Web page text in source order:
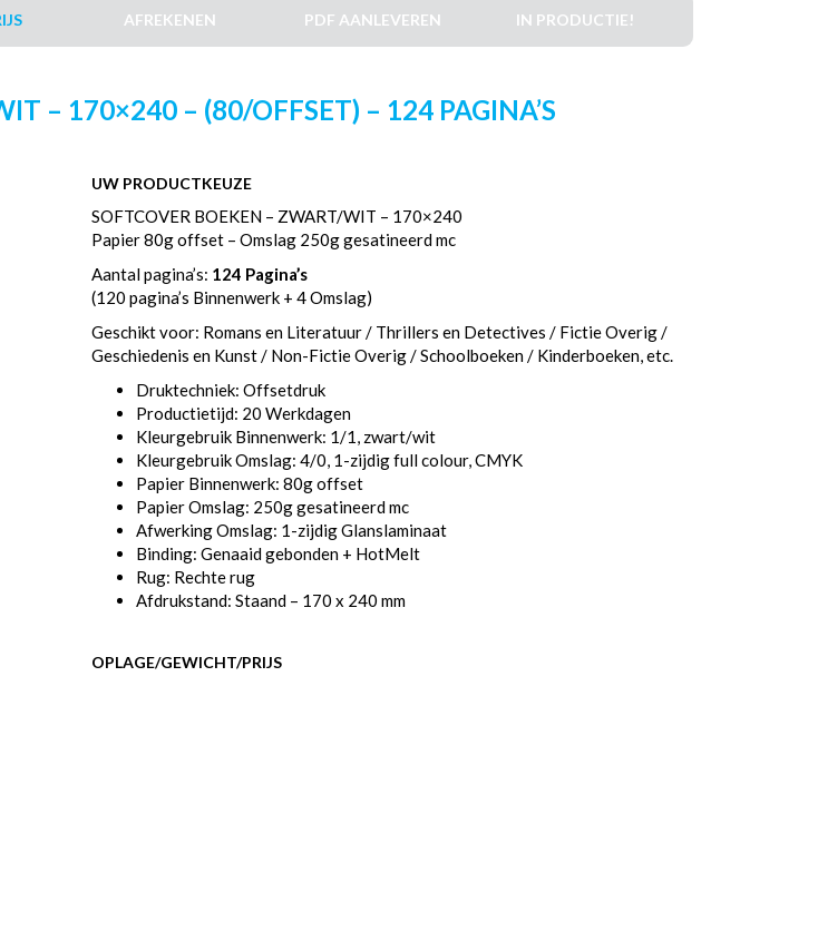
AFREKENEN PDF AANLEVEREN IN PRODUCTIE!
– 170×240 – (80/OFFSET) – 124 PAGINA’S
UW PRODUCTKEUZE
SOFTCOVER BOEKEN – ZWART/WIT – 170×240
Papier 80g offset – Omslag 250g gesatineerd mc
Aantal pagina’s: 124 Pagina’s
(120 pagina’s Binnenwerk + 4 Omslag)
Geschikt voor: Romans en Literatuur / Thrillers en Detectives / Fictie Overig /
Geschiedenis en Kunst / Non-Fictie Overig / Schoolboeken / Kinderboeken, etc.
Druktechniek: Offsetdruk
Productietijd: 20 Werkdagen
Kleurgebruik Binnenwerk: 1/1, zwart/wit
Kleurgebruik Omslag: 4/0, 1-zijdig full colour, CMYK
Papier Binnenwerk: 80g offset
Papier Omslag: 250g gesatineerd mc
Afwerking Omslag: 1-zijdig Glanslaminaat
Binding: Genaaid gebonden + HotMelt
Rug: Rechte rug
Afdrukstand: Staand – 170 x 240 mm
OPLAGE/GEWICHT/PRIJS